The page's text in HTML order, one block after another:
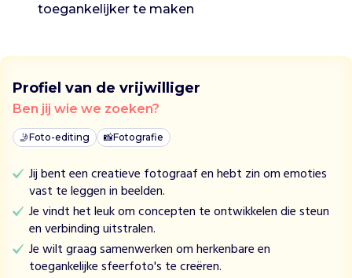
toegankelijker te maken
Profiel van de vrijwilliger
Ben jij wie we zoeken?
🤳Foto-editing 📸Fotografie
Jij bent een creatieve fotograaf en hebt zin om emoties
vast te leggen in beelden.
Je vindt het leuk om concepten te ontwikkelen die steun
en verbinding uitstralen.
Je wilt graag samenwerken om herkenbare en
toegankelijke sfeerfoto's te creëren.